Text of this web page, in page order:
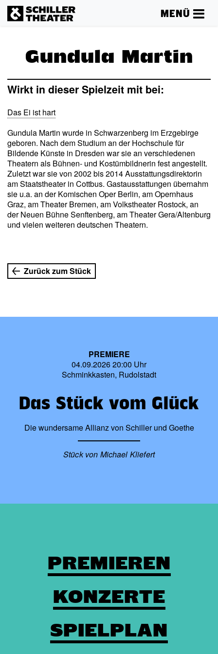
MENÜ
Gundula Martin
Wirkt in dieser Spielzeit mit bei:
Das Ei ist hart
Gundula Martin wurde in Schwarzenberg im Erzgebirge
geboren. Nach dem Studium an der Hochschule für
Bildende Künste in Dresden war sie an verschiedenen
Theatern als Bühnen- und Kostümbildnerin fest angestellt.
Zuletzt war sie von 2002 bis 2014 Ausstattungsdirektorin
am Staatstheater in Cottbus. Gastausstattungen übernahm
sie u.a. an der Komischen Oper Berlin, am Opernhaus
Graz, am Theater Bremen, am Volkstheater Rostock, an
der Neuen Bühne Senftenberg, am Theater Gera/Altenburg
und vielen weiteren deutschen Theatern.
Zurück zum Stück
PREMIERE
04.09.2026 20:00 Uhr
Schminkkasten, Rudolstadt
Das Stück vom Glück
Die wundersame Allianz von Schiller und Goethe
Stück von Michael Kliefert
PREMIEREN
KONZERTE
SPIELPLAN